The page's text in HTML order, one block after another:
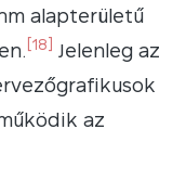
alapterületű
[18]
Jelenleg az
az